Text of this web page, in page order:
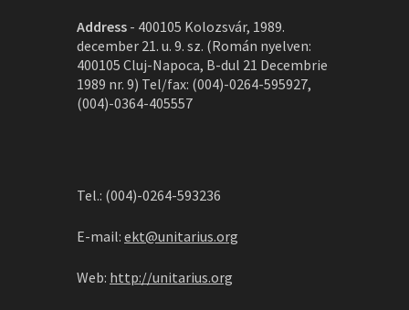
Address - 400105 Kolozsvár, 1989.
december 21. u. 9. sz. (Román nyelven:
400105 Cluj-Napoca, B-dul 21 Decembrie
1989 nr. 9) Tel/fax: (004)-0264-595927,
(004)-0364-405557
Tel.: (004)-0264-593236
E-mail: ekt@unitarius.org
Web: http://unitarius.org